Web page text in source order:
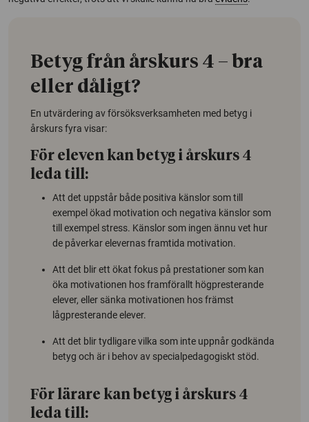
Betyg från årskurs 4 – bra
eller dåligt?
En utvärdering av försöksverksamheten med betyg i
årskurs fyra visar:
För eleven kan betyg i årskurs 4
leda till:
Att det uppstår både positiva känslor som till
exempel ökad motivation och negativa känslor som
till exempel stress. Känslor som ingen ännu vet hur
de påverkar elevernas framtida motivation.
Att det blir ett ökat fokus på prestationer som kan
öka motivationen hos framförallt högpresterande
elever, eller sänka motivationen hos främst
lågpresterande elever.
Att det blir tydligare vilka som inte uppnår godkända
betyg och är i behov av specialpedagogiskt stöd.
För lärare kan betyg i årskurs 4
leda till: